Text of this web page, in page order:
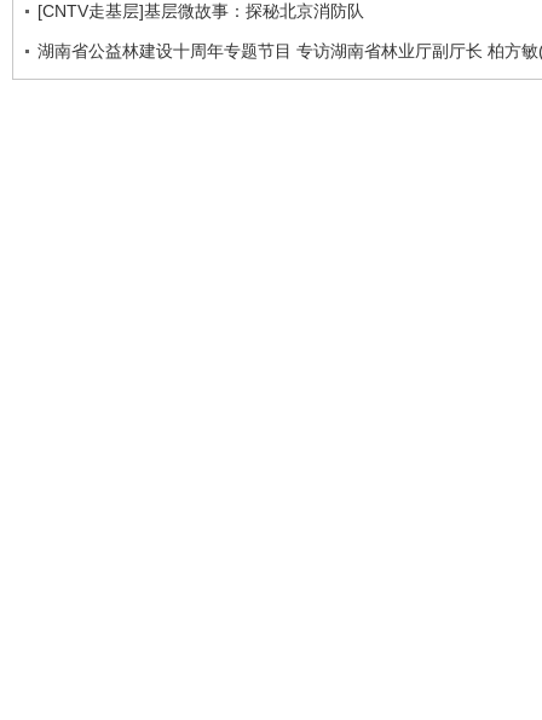
[CNTV走基层]基层微故事：探秘北京消防队
湖南省公益林建设十周年专题节目 专访湖南省林业厅副厅长 柏方